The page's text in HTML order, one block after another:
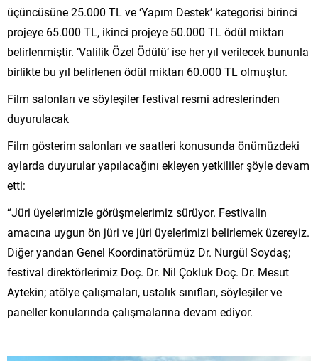
üçüncüsüne 25.000 TL ve ‘Yapım Destek’ kategorisi birinci
projeye 65.000 TL, ikinci projeye 50.000 TL ödül miktarı
belirlenmiştir. ‘Valilik Özel Ödülü’ ise her yıl verilecek bununla
birlikte bu yıl belirlenen ödül miktarı 60.000 TL olmuştur.
Film salonları ve söyleşiler festival resmi adreslerinden
duyurulacak
Film gösterim salonları ve saatleri konusunda önümüzdeki
aylarda duyurular yapılacağını ekleyen yetkililer şöyle devam
etti:
“Jüri üyelerimizle görüşmelerimiz sürüyor. Festivalin
amacına uygun ön jüri ve jüri üyelerimizi belirlemek üzereyiz.
Diğer yandan Genel Koordinatörümüz Dr. Nurgül Soydaş;
festival direktörlerimiz Doç. Dr. Nil Çokluk Doç. Dr. Mesut
Aytekin; atölye çalışmaları, ustalık sınıfları, söyleşiler ve
paneller konularında çalışmalarına devam ediyor.